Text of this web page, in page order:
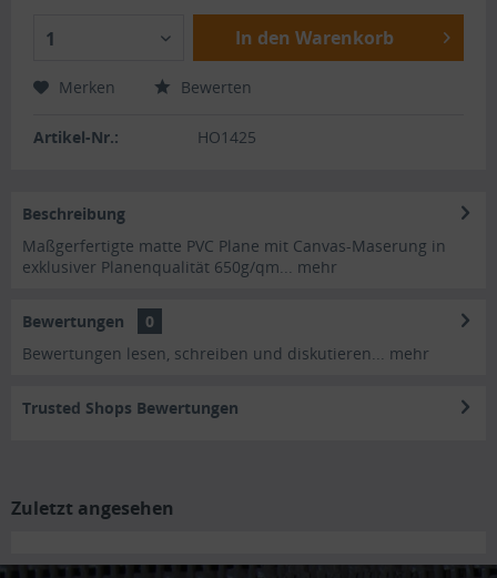
1 In den Warenkorb
Merken Bewerten
Artikel-Nr.: HO1425
Beschreibung
Maßgerfertigte matte PVC Plane mit Canvas-Maserung in
exklusiver Planenqualität 650g/qm...
mehr
Bewertungen
0
Bewertungen lesen, schreiben und diskutieren...
mehr
Trusted Shops Bewertungen
Zuletzt angesehen